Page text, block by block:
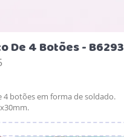
De 4 Botões - B6293
4 botões em forma de soldado.